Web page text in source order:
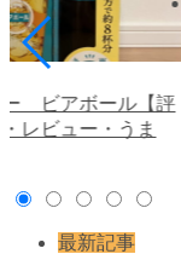
ー ビアボール【評
レビュー・うま
最新記事